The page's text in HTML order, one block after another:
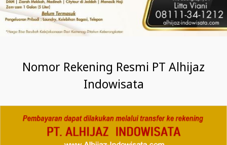
Nomor Rekening Resmi PT Alhijaz
Indowisata